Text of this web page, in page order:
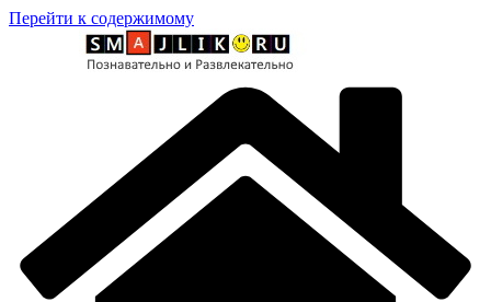
Перейти к содержимому